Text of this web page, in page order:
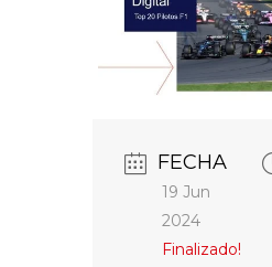
FECHA
19 Jun
2024
Finalizado!